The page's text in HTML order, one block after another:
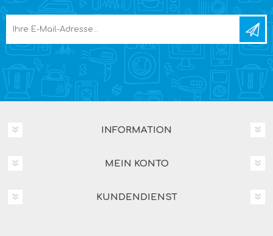
INFORMATION
MEIN KONTO
KUNDENDIENST